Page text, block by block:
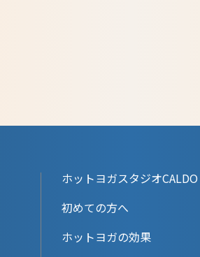
ホットヨガスタジオCALDO
初めての方へ
ホットヨガの効果